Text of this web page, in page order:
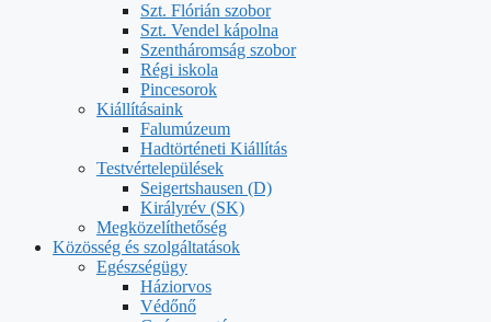
Szt. Flórián szobor
Szt. Vendel kápolna
Szentháromság szobor
Régi iskola
Pincesorok
Kiállításaink
Falumúzeum
Hadtörténeti Kiállítás
Testvértelepülések
Seigertshausen (D)
Királyrév (SK)
Megközelíthetőség
Közösség és szolgáltatások
Egészségügy
Háziorvos
Védőnő